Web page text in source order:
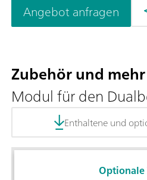
Angebot anfragen
Zubehör und mehr
Modul für den
Enthaltene und
Optionale